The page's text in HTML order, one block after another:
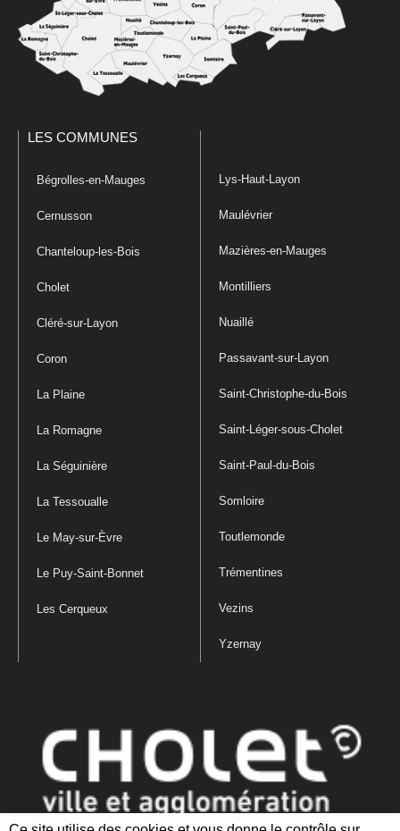
LES COMMUNES
Bégrolles-en-Mauges
Cernusson
Chanteloup-les-Bois
Cholet
Cléré-sur-Layon
Coron
La Plaine
La Romagne
La Séguinière
La Tessoualle
Le May-sur-Èvre
Le Puy-Saint-Bonnet
Les Cerqueux
Lys-Haut-Layon
Maulévrier
Mazières-en-Mauges
Montilliers
Nuaillé
Passavant-sur-Layon
Saint-Christophe-du-Bois
Saint-Léger-sous-Cholet
Saint-Paul-du-Bois
Somloire
Toutlemonde
Trémentines
Vezins
Yzernay